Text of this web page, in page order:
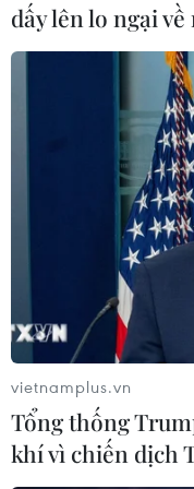
#Quốc lộ 1 #Cảnh
dấy lên lo ngại
vietnamplus.vn
Tổng thống
khí vì chiến dịch